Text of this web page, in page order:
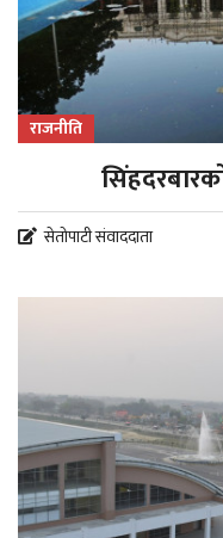
राजनीति
सेतोपाटी संवाददाता